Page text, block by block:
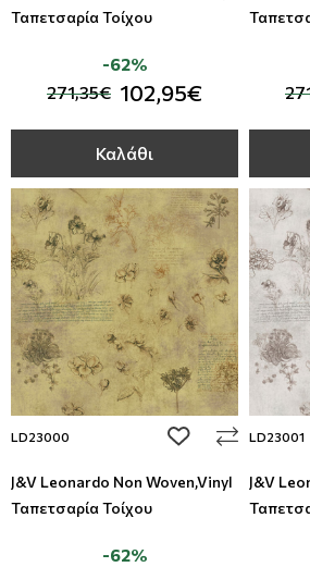
Ταπετσαρία Τοίχου
271,35€ 102,95€
-62%
Καλάθι
LD23000 add to wishlist
J&V Leonardo Non Woven,Vinyl
Ταπετσαρία Τοίχου
-62%
LD23001
J&V